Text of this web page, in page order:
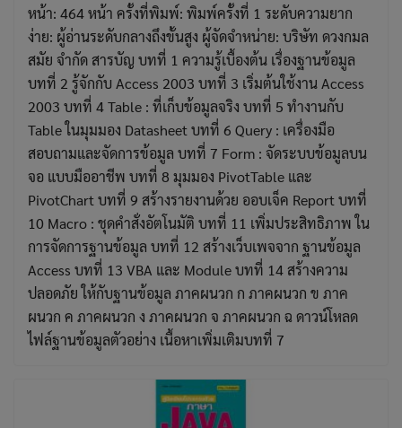
หน้า: 464 หน้า ครั้งที่พิมพ์: พิมพ์ครั้งที่ 1 ระดับความยาก
ง่าย: ผู้อ่านระดับกลางถึงขั้นสูง ผู้จัดจำหน่าย: บริษัท ดวงกมล
สมัย จำกัด สารบัญ บทที่ 1 ความรู้เบื้องต้น เรื่องฐานข้อมูล
บทที่ 2 รู้จักกับ Access 2003 บทที่ 3 เริ่มต้นใช้งาน Access
2003 บทที่ 4 Table : ที่เก็บข้อมูลจริง บทที่ 5 ทำงานกับ
Table ในมุมมอง Datasheet บทที่ 6 Query : เครื่องมือ
สอบถามและจัดการข้อมูล บทที่ 7 Form : จัดระบบข้อมูลบน
จอ แบบมืออาชีพ บทที่ 8 มุมมอง PivotTable และ
PivotChart บทที่ 9 สร้างรายงานด้วย ออบเจ็ค Report บทที่
10 Macro : ชุดคำสั่งอัตโนมัติ บทที่ 11 เพิ่มประสิทธิภาพ ใน
การจัดการฐานข้อมูล บทที่ 12 สร้างเว็บเพจจาก ฐานข้อมูล
Access บทที่ 13 VBA และ Module บทที่ 14 สร้างความ
ปลอดภัย ให้กับฐานข้อมูล ภาคผนวก ก ภาคผนวก ข ภาค
ผนวก ค ภาคผนวก ง ภาคผนวก จ ภาคผนวก ฉ ดาวน์โหลด
ไฟล์ฐานข้อมูลตัวอย่าง เนื้อหาเพิ่มเติมบทที่ 7